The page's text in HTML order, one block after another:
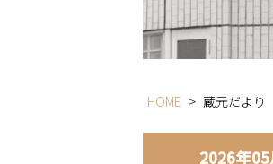
HOME > 蔵元だより
2026年